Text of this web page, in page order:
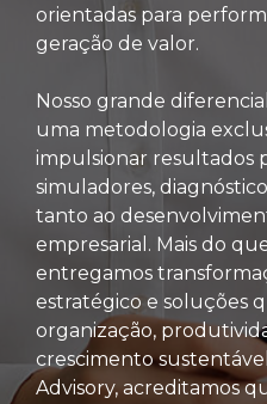
orientadas para
geração de valor.
Nosso grande
uma metodologia
impulsionar resultados
simuladores,
tanto ao
empresarial. Mais do
entregamos
estratégico e soluções
organização,
crescimento
Advisory, acreditamos